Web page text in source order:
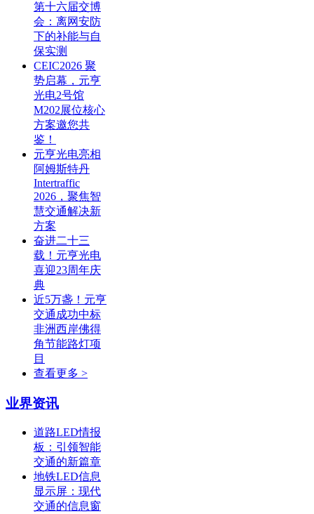
第十六届交博
会：离网安防
下的补能与自
保实测
CEIC2026 聚
势启幕，元亨
光电2号馆
M202展位核心
方案邀您共
鉴！
元亨光电亮相
阿姆斯特丹
Intertraffic
2026，聚焦智
慧交通解决新
方案
奋进二十三
载！元亨光电
喜迎23周年庆
典
近5万盏！元亨
交通成功中标
非洲西岸佛得
角节能路灯项
目
查看更多 >
业界资讯
道路LED情报
板：引领智能
交通的新篇章
地铁LED信息
显示屏：现代
交通的信息窗